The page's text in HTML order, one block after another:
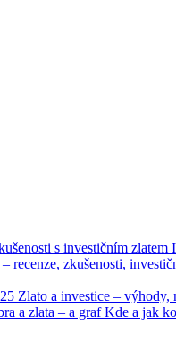
s investičním zlatem
recenze, zkušenosti,
Zlato a investice – výhody,
a zlata – a grafKde a jak